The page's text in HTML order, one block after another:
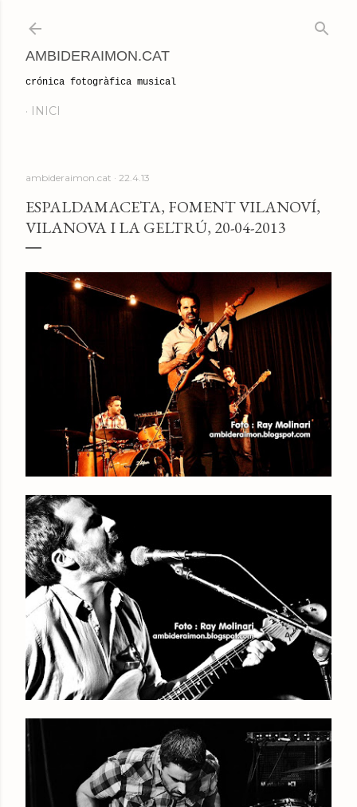
AMBIDERAIMON.CAT
crónica fotogràfica musical
INICI
ambideraimon.cat 22.4.13
ESPALDAMACETA, FOMENT VILANOVÍ,
VILANOVA I LA GELTRÚ, 20-04-2013